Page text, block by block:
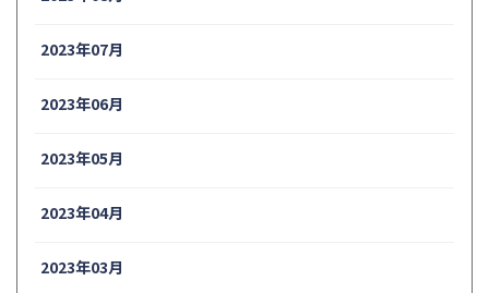
2023年07月
2023年06月
2023年05月
2023年04月
2023年03月